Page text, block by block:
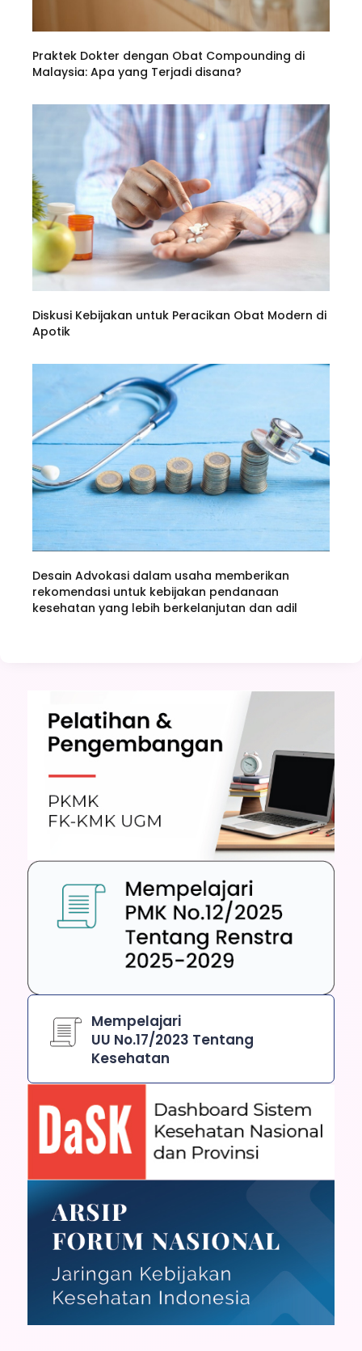
Praktek Dokter dengan Obat Compounding di
Malaysia: Apa yang Terjadi disana?
Diskusi Kebijakan untuk Peracikan Obat Modern di
Apotik
Desain Advokasi dalam usaha memberikan
rekomendasi untuk kebijakan pendanaan
kesehatan yang lebih berkelanjutan dan adil
Mempelajari
UU No.17/2023 Tentang
Kesehatan